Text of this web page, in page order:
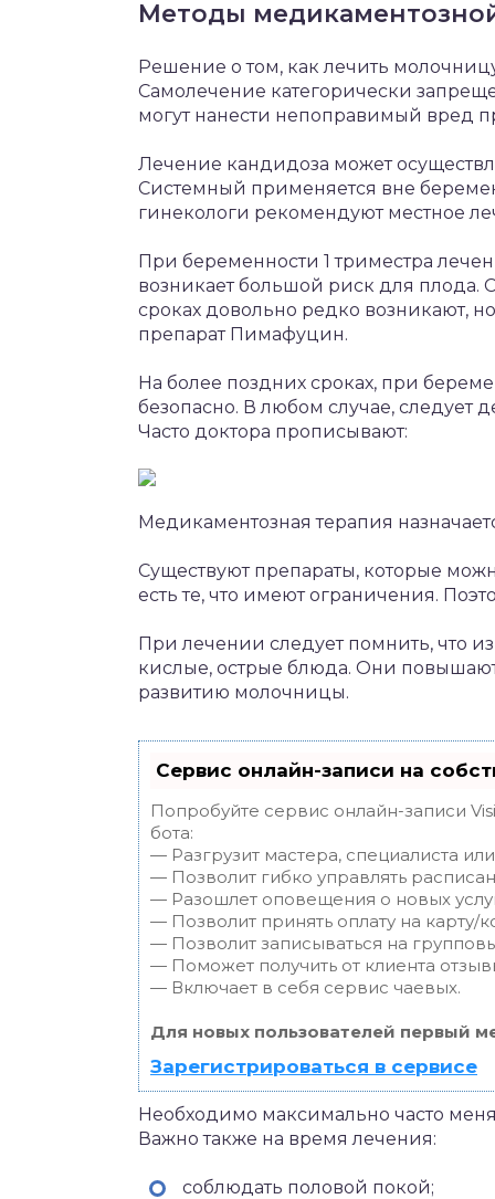
Методы
Решение о том, как лечить
Самолечение категорически
могут нанести непоправимый вред
Лечение кандидоза может
Системный применяется вне
гинекологи рекомендуют местное
При беременности 1 триместра
возникает большой риск для плода.
сроках довольно редко возникают,
препарат Пимафуцин.
На более поздних сроках, при
безопасно. В любом случае, следует
Часто доктора прописывают:
Медикаментозная терапия
Существуют препараты, которые
есть те, что имеют ограничения.
При лечении следует помнить, что
кислые, острые блюда. Они
развитию молочницы.
Сервис онлайн-записи на
Попробуйте сервис онлайн-записи
бота:
— Разгрузит мастера, специалиста
— Позволит гибко управлять
— Разошлет оповещения о новых
— Позволит принять оплату на карту/
— Позволит записываться на
— Поможет получить от клиента
— Включает в себя сервис чаевых.
Для новых пользователей первый
Зарегистрироваться в сервисе
Необходимо максимально часто
Важно также на время лечения:
соблюдать половой покой;